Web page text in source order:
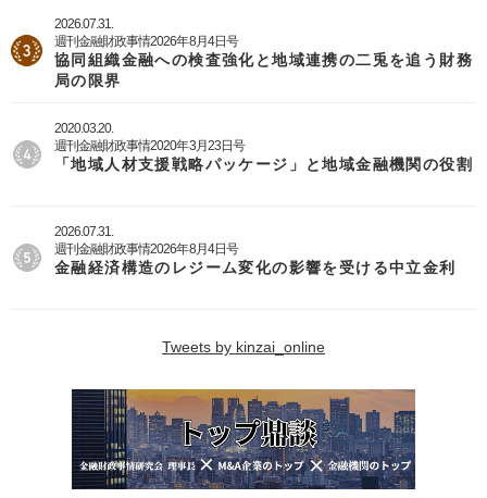
2026.07.31.
週刊金融財政事情2026年8月4日号
協同組織金融への検査強化と地域連携の二兎を追う財務
局の限界
2020.03.20.
週刊金融財政事情2020年3月23日号
「地域人材支援戦略パッケージ」と地域金融機関の役割
2026.07.31.
週刊金融財政事情2026年8月4日号
金融経済構造のレジーム変化の影響を受ける中立金利
Tweets by kinzai_online